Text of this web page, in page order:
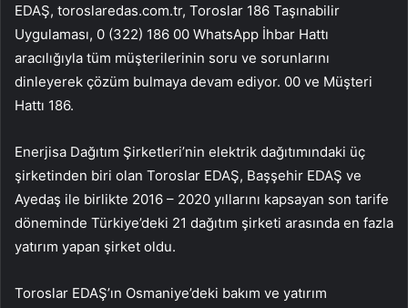
EDAŞ, toroslaredas.com.tr, Toroslar 186 Taşınabilir
Uygulaması, 0 (322) 186 00 WhatsApp İhbar Hattı
aracılığıyla tüm müşterilerinin soru ve sorunlarını
dinleyerek çözüm bulmaya devam ediyor. 00 ve Müşteri
Hattı 186.
Enerjisa Dağıtım Şirketleri’nin elektrik dağıtımındaki üç
şirketinden biri olan Toroslar EDAŞ, Başşehir EDAŞ ve
Ayedaş ile birlikte 2016 – 2020 yıllarını kapsayan son tarife
döneminde Türkiye’deki 21 dağıtım şirketi arasında en fazla
yatırım yapan şirket oldu.
Toroslar EDAŞ’ın Osmaniye’deki bakım ve yatırım